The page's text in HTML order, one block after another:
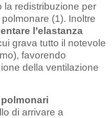
la redistribuzione per
(1). Inoltre
l’elastanza
grava tutto il notevole
favorendo
della ventilazione
di arrivare a